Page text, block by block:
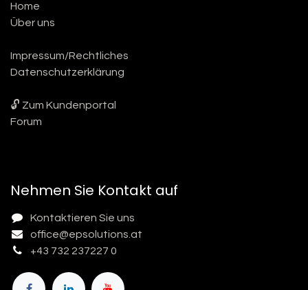
Home
Über uns
Impressum/Rechtliches
Datenschutzerklärung
🔓 Zum Kundenportal
Forum
Nehmen Sie Kontakt auf
Kontaktieren Sie uns
office@epsolutions.at
+43 732 237227 0